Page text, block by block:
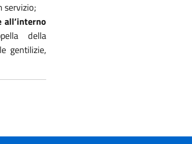
servizio;
della
gentilizie,